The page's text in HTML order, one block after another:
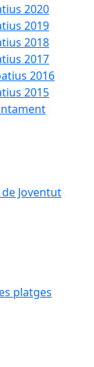
2020
2019
2018
2017
2016
2015
Joventut
platges